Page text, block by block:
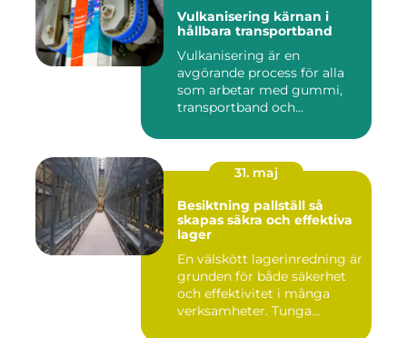
Vulkanisering kärnan i
hållbara transportband
Vulkanisering är en
avgörande process för alla
som arbetar med gummi,
transportband och
31. maj
Besiktning pallställ så
skapas säkra och effektiva
lager
En välskött lagerinredning är
grunden för både säkerhet
och effektivitet i många
verksamheter. Tunga...